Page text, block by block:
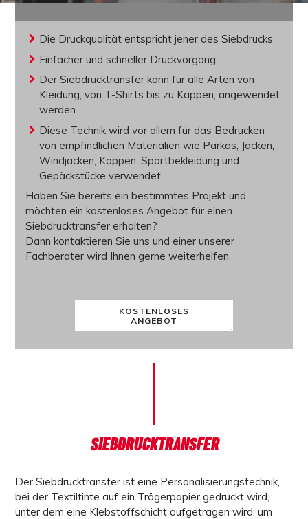
Die Druckqualität entspricht jener des Siebdrucks
Einfacher und schneller Druckvorgang
Der Siebdrucktransfer kann für alle Arten von
Kleidung, von T-Shirts bis zu Kappen, angewendet
werden.
Diese Technik wird vor allem für das Bedrucken
von empfindlichen Materialien wie Parkas, Jacken,
Windjacken, Kappen, Sportbekleidung und
Gepäckstücke verwendet.
Haben Sie bereits ein bestimmtes Projekt und
möchten einkostenloses Angebot für einen
Siebdrucktransfer erhalten?
Dann kontaktieren Sie uns und einer unserer
Fachberater wird Ihnen gerne weiterhelfen.
KOSTENLOSES
ANGEBOT
SIEBDRUCKTRANSFER
DerSiebdrucktransfer ist eine Personalisierungstechnik,
bei der Textiltinte auf ein Trägerpapier gedruckt wird,
unter dem eine Klebstoffschicht aufgetragen wird, um